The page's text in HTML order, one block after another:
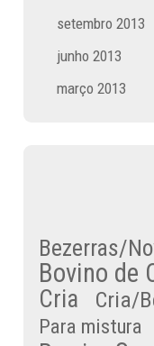
setembro 2013
junho 2013
março 2013
Bezerras/
Bovino de
Cria Cria/
Para mistura